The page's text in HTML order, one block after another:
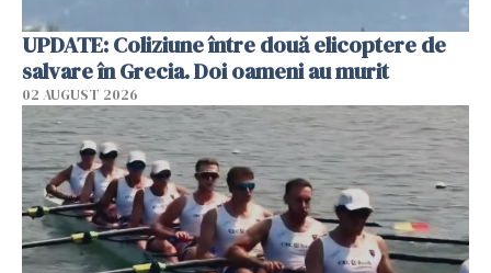
UPDATE: Coliziune între două elicoptere de
salvare în Grecia. Doi oameni au murit
02 AUGUST 2026